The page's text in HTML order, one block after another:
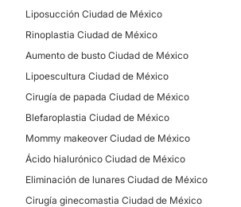
Liposucción Ciudad de México
Rinoplastia Ciudad de México
Aumento de busto Ciudad de México
Lipoescultura Ciudad de México
Cirugía de papada Ciudad de México
Blefaroplastia Ciudad de México
Mommy makeover Ciudad de México
Ácido hialurónico Ciudad de México
Eliminación de lunares Ciudad de México
Cirugía ginecomastia Ciudad de México